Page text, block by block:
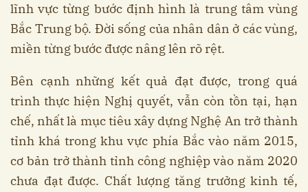
lĩnh vực từng bước định hình là trung tâm vùng
Bắc Trung bộ. Đời sống của nhân dân ở các vùng,
miền từng bước được nâng lên rõ rệt.
Bên cạnh những kết quả đạt được, trong quá
trình thực hiện Nghị quyết, vẫn còn tồn tại, hạn
chế, nhất là mục tiêu xây dựng Nghệ An trở thành
tỉnh khá trong khu vực phía Bắc vào năm 2015,
cơ bản trở thành tỉnh công nghiệp vào năm 2020
chưa đạt được. Chất lượng tăng trưởng kinh tế,